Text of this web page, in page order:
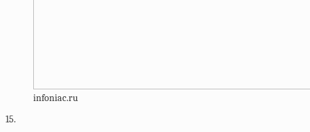
infoniac.ru
15.